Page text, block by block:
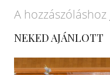
A hozzászóláshoz
NEKED AJÁNLOTT